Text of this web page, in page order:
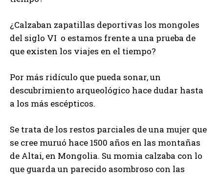
¿Calzaban zapatillas deportivas los mongoles
del siglo VI o estamos frente a una prueba de
que existen los viajes en el tiempo?
Por más ridículo que pueda sonar, un
descubrimiento arqueológico hace dudar hasta
a los más escépticos.
Se trata de los restos parciales de una mujer que
se cree muruó hace 1500 años en las montañas
de Altai, en Mongolia. Su momia calzaba con lo
que guarda un parecido asombroso con las